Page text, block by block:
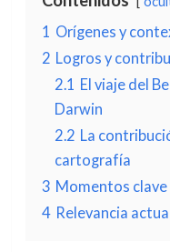
1 Orígenes y
2 Logros y
2.1 El viaje del
Darwin
2.2 La
cartografía
3 Momentos clave
4 Relevancia